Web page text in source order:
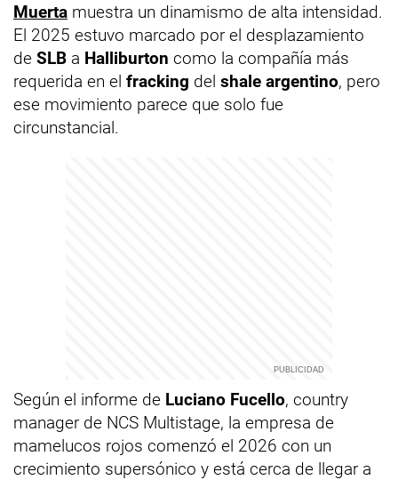
Muerta muestra un dinamismo de alta intensidad.
El 2025 estuvo marcado por el desplazamiento
de SLB a Halliburton como la compañía más
requerida en el fracking del shale argentino, pero
ese movimiento parece que solo fue
circunstancial.
Según el informe de Luciano Fucello, country
manager de NCS Multistage, la empresa de
mamelucos rojos comenzó el 2026 con un
crecimiento supersónico y está cerca de llegar a